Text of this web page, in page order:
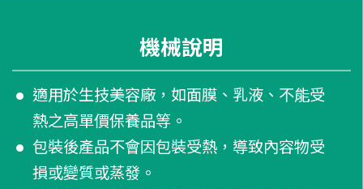
機械說明
適用於生技美容廠，如面膜、乳液、不能受
熱之高單價保養品等。
包裝後產品不會因包裝受熱，導致內容物受
損或變質或蒸發。